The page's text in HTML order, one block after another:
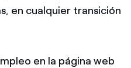
en cualquier transición
en la página web